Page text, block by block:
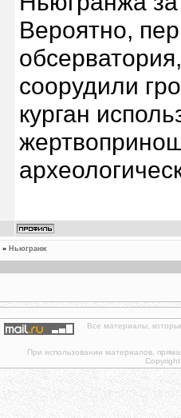
Вероятно,
соорудили
курган
» Ньюгранж
Все материалы,
При использовании материалов,